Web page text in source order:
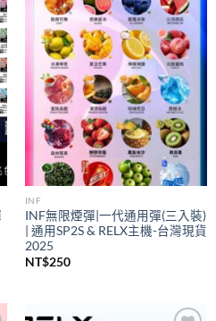
Add to
wishlist
INF
INF無限煙彈|一代通用彈(三入裝)
| 通用SP2S & RELX主機-台灣現貨
2025
NT$250